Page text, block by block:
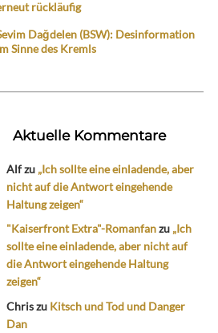
rückläufig
Dağdelen (BSW): Desinformation
Sinne des Kremls
Aktuelle Kommentare
Alfzu „Ich sollte eine einladende, aber
nicht auf die Antwort eingehende
Haltung zeigen“
"Kaiserfront Extra"-Romanfanzu „Ich
sollte eine einladende, aber nicht auf
die Antwort eingehende Haltung
zeigen“
Chriszu Kitsch und Tod und Danger
Dan